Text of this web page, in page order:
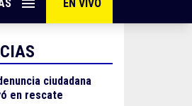
SABOR VIVE PUERTO VALLARTA
EN VIVO
ciudadana
en rescate